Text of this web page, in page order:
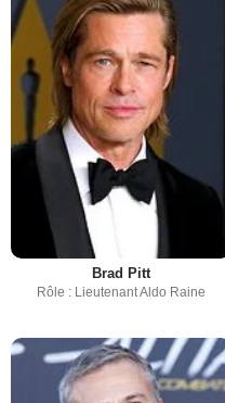
Brad Pitt
Rôle : Lieutenant Aldo Raine